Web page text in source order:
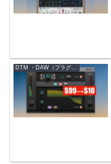
DTM ・DAW（プラグイン、シンセなど）のセール情報